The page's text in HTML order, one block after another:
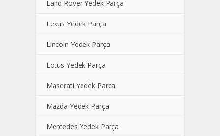
Land Rover Yedek Parça
Lexus Yedek Parça
Lincoln Yedek Parça
Lotus Yedek Parça
Maserati Yedek Parça
Mazda Yedek Parça
Mercedes Yedek Parça